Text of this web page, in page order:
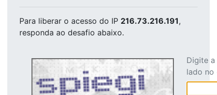
Para liberar o acesso do IP 216.73.216.191,
responda ao desafio abaixo.
Digite
lado no